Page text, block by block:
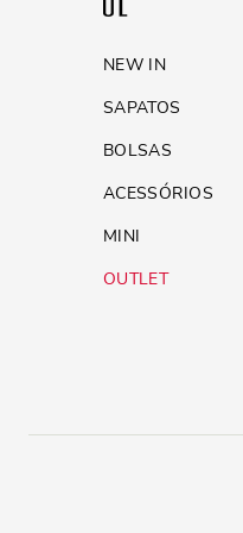
NEW IN
SAPATOS
BOLSAS
ACESSÓRIOS
MINI
OUTLET